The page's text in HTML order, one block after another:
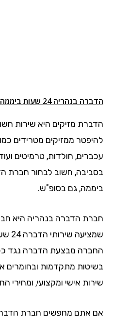
הדברה בנהריה 24 שעות ביממה
הדברת מזיקים היא שירות
להיפטר ממזיקים מטרידים
עכברים, חולדות, טרמיטים
ביממה, גם בסופ"ש.
חברת הדברה בנהריה היא
החברה מבצעת הדברה נגד כל
בשיטות מתקדמות ובחומרים
שירות אישי ומקצועי, ומחירי